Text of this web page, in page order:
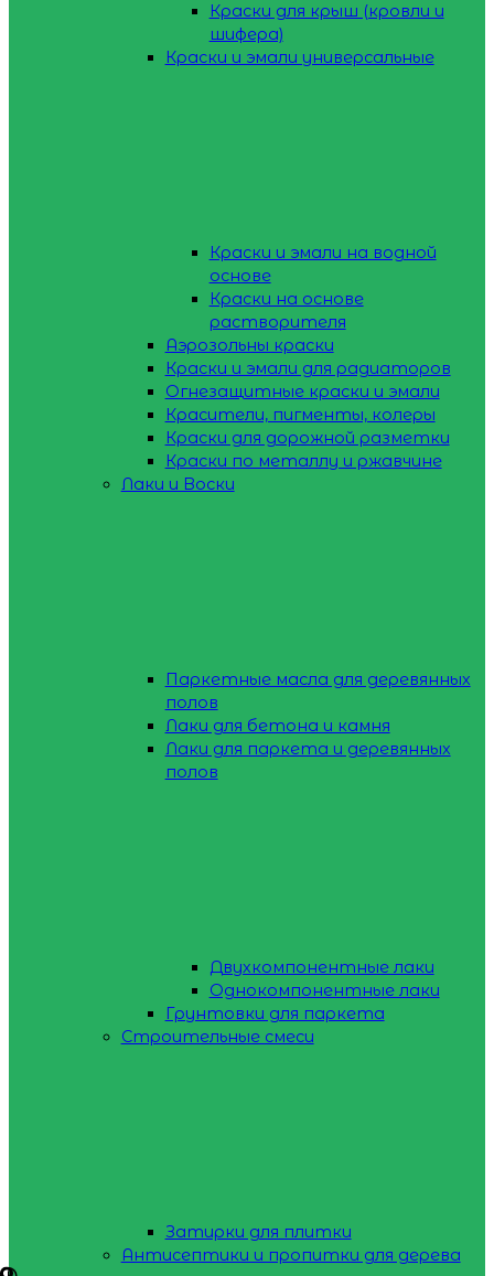
Краски для крыш (кровли и
шифера)
Краски и эмали универсальные
Краски и эмали на водной
основе
Краски на основе
растворителя
Аэрозольны краски
Краски и эмали для радиаторов
Огнезащитные краски и эмали
Красители, пигменты, колеры
Краски для дорожной разметки
Краски по металлу и ржавчине
Лаки и Воски
Паркетные масла для деревянных
полов
Лаки для бетона и камня
Лаки для паркета и деревянных
полов
Двухкомпонентные лаки
Однокомпонентные лаки
Грунтовки для паркета
Строительные смеси
Затирки для плитки
Антисептики и пропитки для дерева